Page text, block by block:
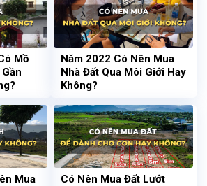
Mồ
Năm 2022 Có Nên Mua
Nhà Đất Qua Môi Giới Hay
Không?
Mua
Có Nên Mua Đất Lướt